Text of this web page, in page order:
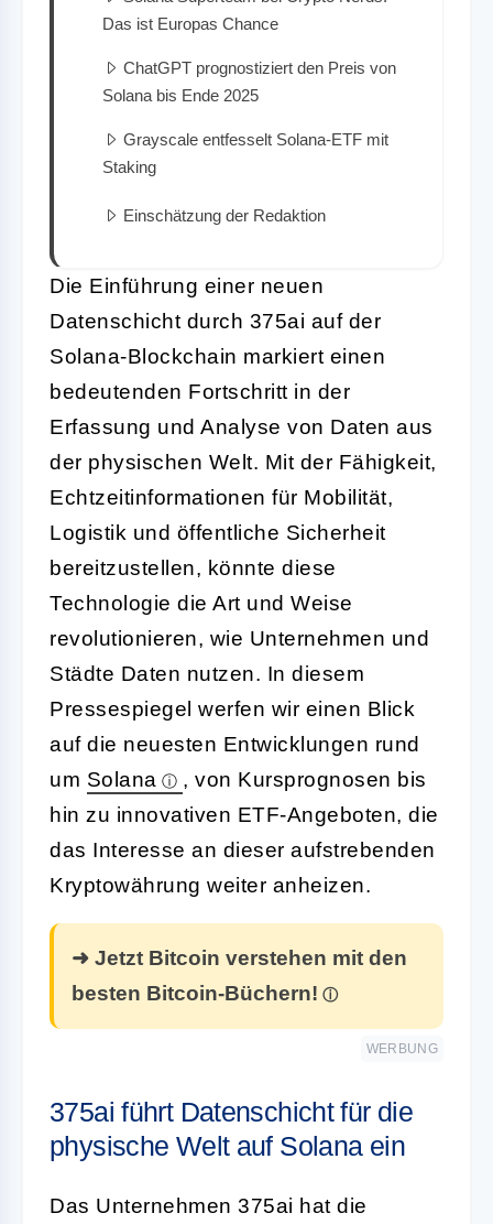
Das ist Europas Chance
ChatGPT prognostiziert den Preis von
Solana bis Ende 2025
Grayscale entfesselt Solana-ETF mit
Staking
Einschätzung der Redaktion
Die Einführung einer neuen
Datenschicht durch 375ai auf der
Solana-Blockchain markiert einen
bedeutenden Fortschritt in der
Erfassung und Analyse von Daten aus
der physischen Welt. Mit der Fähigkeit,
Echtzeitinformationen für Mobilität,
Logistik und öffentliche Sicherheit
bereitzustellen, könnte diese
Technologie die Art und Weise
revolutionieren, wie Unternehmen und
Städte Daten nutzen. In diesem
Pressespiegel werfen wir einen Blick
auf die neuesten Entwicklungen rund
um Solana
, von Kursprognosen bis
hin zu innovativen ETF-Angeboten, die
das Interesse an dieser aufstrebenden
Kryptowährung weiter anheizen.
➜ Jetzt Bitcoin verstehen mit den
besten Bitcoin-Büchern!
WERBUNG
375ai führt Datenschicht für die
physische Welt auf Solana ein
Das Unternehmen 375ai hat die